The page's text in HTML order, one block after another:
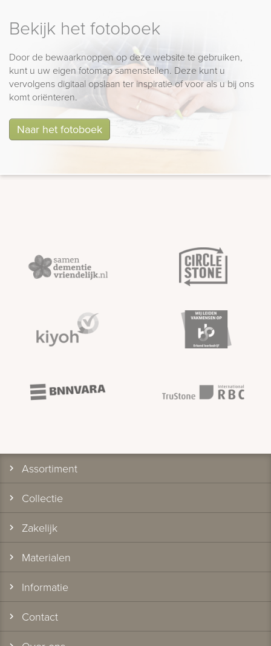
Bekijk het fotoboek
Door de bewaarknoppen op deze website te gebruiken,
kunt u uw eigen fotomap samenstellen. Deze kunt u
vervolgens digitaal opslaan ter inspiratie of voor als u bij ons
komt oriënteren.
Naar het fotoboek
Assortiment
Collectie
Zakelijk
Materialen
Informatie
Contact